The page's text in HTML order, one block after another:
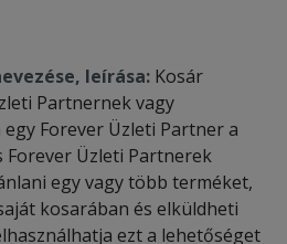
leírása: Kosár
Partnernek vagy
Forever Üzleti Partner a
Forever Üzleti Partnerek
egy vagy több terméket,
kosarában és elküldheti
ezt a lehetőséget